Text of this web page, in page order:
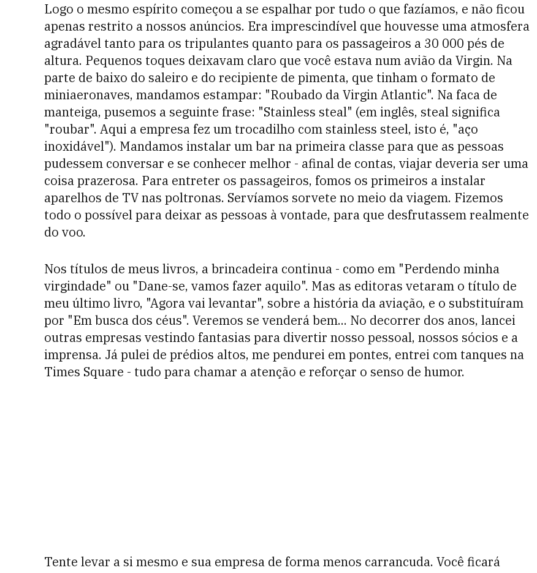
Logo o mesmo espírito começou a se espalhar por tudo o que fazíamos, e não ficou
apenas restrito a nossos anúncios. Era imprescindível que houvesse uma atmosfera
agradável tanto para os tripulantes quanto para os passageiros a 30 000 pés de
altura. Pequenos toques deixavam claro que você estava num avião da Virgin. Na
parte de baixo do saleiro e do recipiente de pimenta, que tinham o formato de
miniaeronaves, mandamos estampar: "Roubado da Virgin Atlantic". Na faca de
manteiga, pusemos a seguinte frase: "Stainless steal" (em inglês, steal significa
"roubar". Aqui a empresa fez um trocadilho com stainless steel, isto é, "aço
inoxidável"). Mandamos instalar um bar na primeira classe para que as pessoas
pudessem conversar e se conhecer melhor - afinal de contas, viajar deveria ser uma
coisa prazerosa. Para entreter os passageiros, fomos os primeiros a instalar
aparelhos de TV nas poltronas. Servíamos sorvete no meio da viagem. Fizemos
todo o possível para deixar as pessoas à vontade, para que desfrutassem realmente
do voo.
Nos títulos de meus livros, a brincadeira continua - como em "Perdendo minha
virgindade" ou "Dane-se, vamos fazer aquilo". Mas as editoras vetaram o título de
meu último livro, "Agora vai levantar", sobre a história da aviação, e o substituíram
por "Em busca dos céus". Veremos se venderá bem... No decorrer dos anos, lancei
outras empresas vestindo fantasias para divertir nosso pessoal, nossos sócios e a
imprensa. Já pulei de prédios altos, me pendurei em pontes, entrei com tanques na
Times Square - tudo para chamar a atenção e reforçar o senso de humor.
Tente levar a si mesmo e sua empresa de forma menos carrancuda. Você ficará